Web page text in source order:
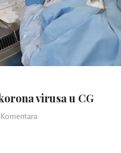
virusa u CG
Komentara